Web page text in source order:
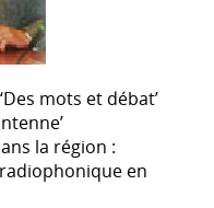
mots et débat’
la région :
en